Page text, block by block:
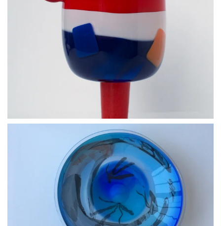
BLÄDDRA I GALLERI
BLÄDDRA I GALLERI